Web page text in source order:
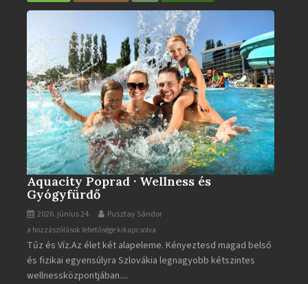
bejegyzéshez
Aquacity Poprad · Wellness és
Gyógyfürdő
2026. június 24. Pusztay Sándor
Aquacity
Poprad
·
Wellness
a hozzászólások lehetősége kikapcsolva
Tűz és Víz.Az élet két alapeleme. Kényeztesd magad belső
és fizikai egyensúlyra Szlovákia legnagyobb kétszintes
wellnessközpontjában....